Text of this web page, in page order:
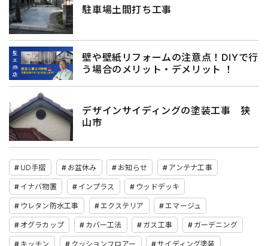
駐車場土間打ち工事
壁や壁紙リフォームの注意点！DIYで行
う場合のメリット・デメリット ！
デザインサイディングの塗装工事 狭
山市
UD手摺 お盆休み お知らせ アンテナ工事
イナバ物置 インプラス ウッドデッキ
ウレタン防水工事 エクステリア エマージュ
オグラカップ カバー工法 ガス工事 ガーデニング
キッチン クッションフロアー サイディング塗装